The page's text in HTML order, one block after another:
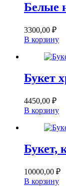
Белые
3300,00 ₽
В корзину
Букет
4450,00 ₽
В корзину
Букет,
10000,00 ₽
В корзину